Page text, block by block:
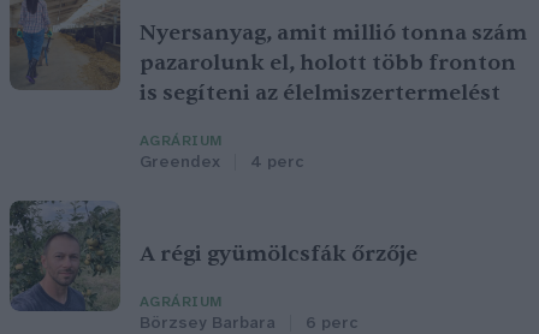
Nyersanyag, amit millió tonna szám
pazarolunk el, holott több fronton
is segíteni az élelmiszertermelést
AGRÁRIUM
Greendex 4 perc
A régi gyümölcsfák őrzője
AGRÁRIUM
Börzsey Barbara 6 perc